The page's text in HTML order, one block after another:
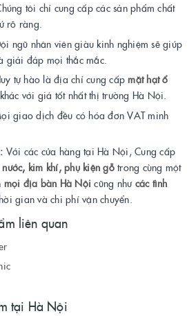
tôi chỉ cung cấp các sản phẩm chất
rõ ràng.
ngũ nhân viên giàu kinh nghiệm sẽ giúp
giải đáp mọi thắc mắc.
tự hào là địa chỉ cung cấpmặt hạt ổ
với giá tốt nhất thị trường Hà Nội.
giao dịch đều có hóa đơn VAT minh
Với các cửa hàng tại Hà Nội, Cung cấp
nước, kim khí, phụ kiện gỗtrong cùng một
mọi địa bàn Hà Nội cũng như các tình
gian và chi phí vận chuyển.
liên quan
tại Hà Nội